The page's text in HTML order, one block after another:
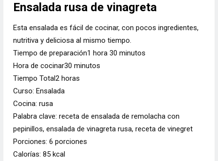
Ensalada rusa de vinagreta
Esta ensalada es fácil de cocinar, con pocos ingredientes,
nutritiva y deliciosa al mismo tiempo.
Tiempo de preparación1 hora 30 minutos
Hora de cocinar30 minutos
Tiempo Total2 horas
Curso: Ensalada
Cocina: rusa
Palabra clave: receta de ensalada de remolacha con
pepinillos, ensalada de vinagreta rusa, receta de vinegret
Porciones: 6 porciones
Calorías: 85 kcal